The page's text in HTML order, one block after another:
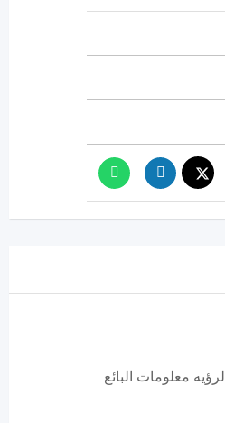
لرؤيه معلومات البائع